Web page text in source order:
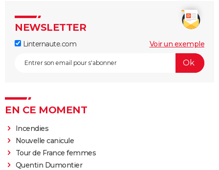
NEWSLETTER
Linternaute.com Voir un exemple
EN CE MOMENT
Incendies
Nouvelle canicule
Tour de France femmes
Quentin Dumontier